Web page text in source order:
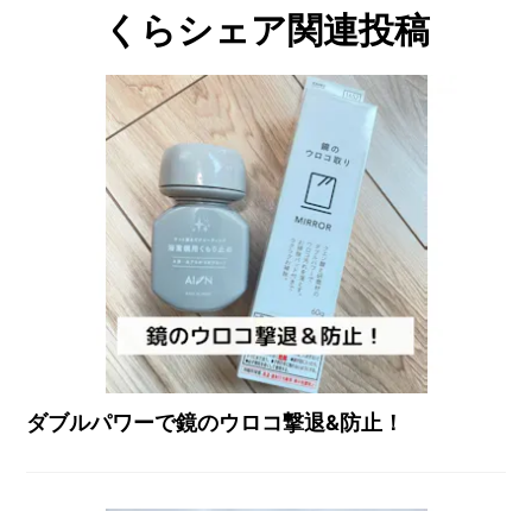
くらシェア関連投稿
ダブルパワーで鏡のウロコ撃退&防止！